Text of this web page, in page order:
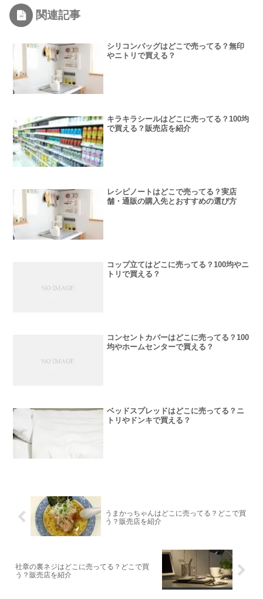
関連記事
シリコンバッグはどこで売ってる？無印
やニトリで買える？
キラキラシールはどこに売ってる？100均
で買える？販売店を紹介
レシピノートはどこで売ってる？実店
舗・通販の購入先とおすすめの選び方
コップ立てはどこに売ってる？100均やニ
トリで買える？
コンセントカバーはどこに売ってる？100
均やホームセンターで買える？
ベッドスプレッドはどこに売ってる？ニ
トリやドンキで買える？
うまかっちゃんはどこに売ってる？どこで買
う？販売店を紹介
社章の裏ネジはどこに売ってる？どこで買
う？販売店を紹介